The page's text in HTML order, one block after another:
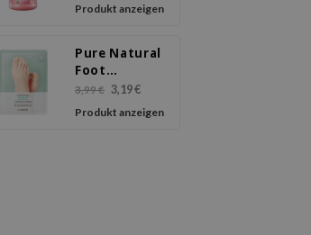
Produkt anzeigen
Pure Natural
Foot
Treatment
3,99 € 3,19 €
Produkt anzeigen